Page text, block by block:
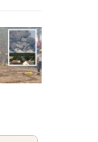
Tag